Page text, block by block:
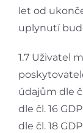
let od
uplynutí
1.7 Uživatel
údajům dle
dle čl. 16
dle čl. 18